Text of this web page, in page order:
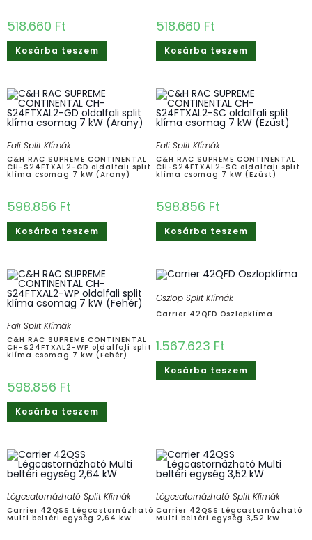
518.660 Ft
Kosárba teszem
518.660 Ft
Kosárba teszem
Fali Split Klímák
C&H RAC SUPREME CONTINENTAL
CH-S24FTXAL2-GD oldalfali split
klíma csomag 7 kW (Arany)
598.856 Ft
Kosárba teszem
Fali Split Klímák
C&H RAC SUPREME CONTINENTAL
CH-S24FTXAL2-SC oldalfali split
klíma csomag 7 kW (Ezüst)
598.856 Ft
Kosárba teszem
Fali Split Klímák
C&H RAC SUPREME CONTINENTAL
CH-S24FTXAL2-WP oldalfali split
klíma csomag 7 kW (Fehér)
598.856 Ft
Kosárba teszem
Oszlop Split Klímák
Carrier 42QFD Oszlopklíma
1.567.623 Ft
Kosárba teszem
Légcsatornázható Split Klímák
Carrier 42QSS Légcastornázható
Multi beltéri egység 2,64 kW
Légcsatornázható Split Klímák
Carrier 42QSS Légcastornázható
Multi beltéri egység 3,52 kW